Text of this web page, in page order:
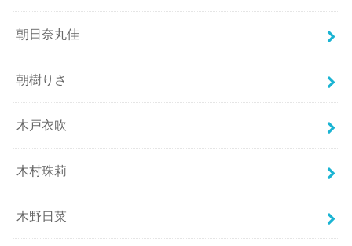
朝日奈丸佳
朝樹りさ
木戸衣吹
木村珠莉
木野日菜